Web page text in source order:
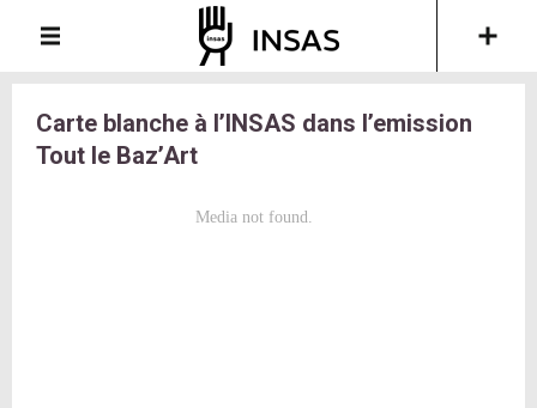
Carte blanche à l’INSAS dans l’emission
Tout le Baz’Art